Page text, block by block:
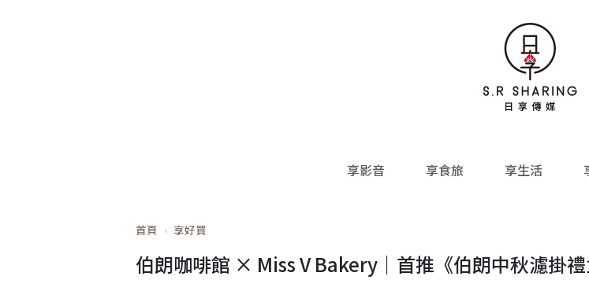
享影音 享食旅 享生活
首頁 享好買
伯朗咖啡館 × Miss V Bakery｜首推《伯朗中秋濾掛